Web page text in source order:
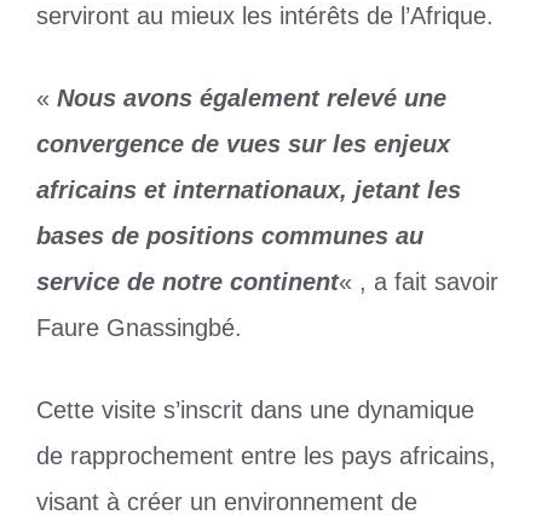
serviront au mieux les intérêts de l’Afrique.
« Nous avons également relevé une
convergence de vues sur les enjeux
africains et internationaux, jetant les
bases de positions communes au
service de notre continent« , a fait savoir
Faure Gnassingbé.
Cette visite s’inscrit dans une dynamique
de rapprochement entre les pays africains,
visant à créer un environnement de